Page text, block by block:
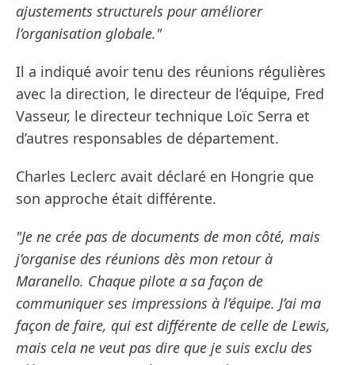
ajustements structurels pour améliorer
l’organisation globale."
Il a indiqué avoir tenu des réunions régulières
avec la direction, le directeur de l’équipe, Fred
Vasseur, le directeur technique Loïc Serra et
d’autres responsables de département.
Charles Leclerc avait déclaré en Hongrie que
son approche était différente.
"Je ne crée pas de documents de mon côté, mais
j’organise des réunions dès mon retour à
Maranello. Chaque pilote a sa façon de
communiquer ses impressions à l’équipe. J’ai ma
façon de faire, qui est différente de celle de Lewis,
mais cela ne veut pas dire que je suis exclu des